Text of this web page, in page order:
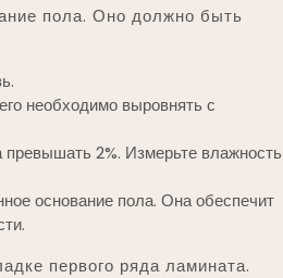
пола. Оно должно быть
необходимо выровнять с
2%. Измерьте влажность
основание пола. Она обеспечит
первого ряда ламината.